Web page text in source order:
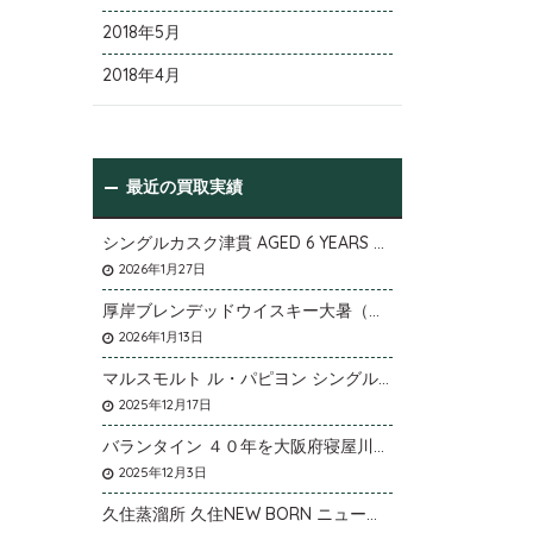
2018年5月
2018年4月
最近の買取実績
シングルカスク津貫 AGED 6 YEARS Cask No.T12を大阪府枚方市のお客様より店頭買取いたしました。
2026年1月27日
厚岸ブレンデッドウイスキー大暑（たいしょ）を大阪府寝屋川市のお客様より店頭買取いたしました。
2026年1月13日
マルスモルト ル・パピヨン シングルカスク アイノミドリシジミを大阪府枚方市のお客様より店頭買取いたしました。
2025年12月17日
バランタイン ４０年を大阪府寝屋川市のお客様より店頭買取いたしました。
2025年12月3日
久住蒸溜所 久住NEW BORN ニューボーンを石川県石川市のお客様より宅配買取いたしました。